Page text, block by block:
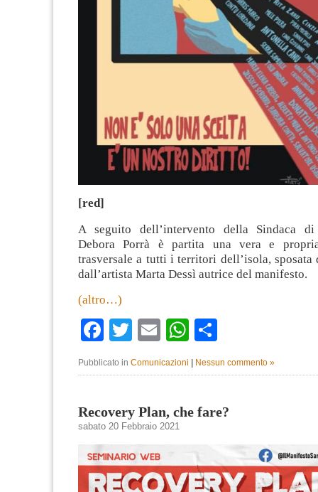
[red]
A seguito dell’intervento della Sindaca di
Debora Porrà è partita una vera e
trasversale a tutti i territori dell’isola, sposata
dall’artista Marta Dessì autrice del manifesto.
(altro…)
Facebook
TwitterEmailWhatsApp
Pubblicato in Comunicazioni Nessun commento »
Recovery Plan, che fare?
sabato 20 Febbraio 2021